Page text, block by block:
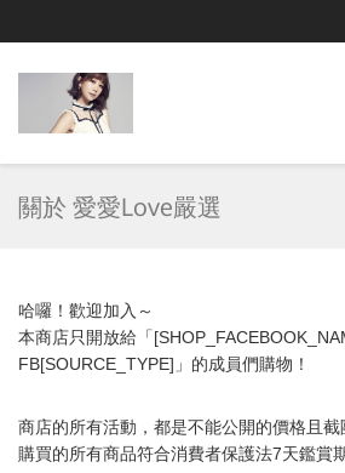
關於 愛愛Love嚴選
哈囉！歡迎加入～
本商店只開放給「
FB[SOURCE_TYPE]」的成員們購物！
商店的所有活動，都是不能公開的價格且截
購買的所有商品符合消費者保護法7天鑑賞